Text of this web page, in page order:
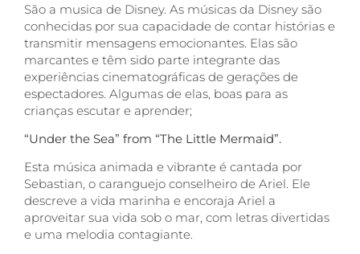
São a musica de Disney. As músicas da Disney são
conhecidas por sua capacidade de contar histórias e
transmitir mensagens emocionantes. Elas são
marcantes e têm sido parte integrante das
experiências cinematográficas de gerações de
espectadores. Algumas de elas, boas para as
crianças escutar e aprender;
“Under the Sea” from “The Little Mermaid”.
Esta música animada e vibrante é cantada por
Sebastian, o caranguejo conselheiro de Ariel. Ele
descreve a vida marinha e encoraja Ariel a
aproveitar sua vida sob o mar, com letras divertidas
e uma melodia contagiante.